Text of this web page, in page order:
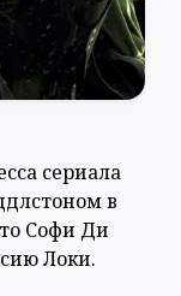
сериала
в
Софи Ди
Локи.